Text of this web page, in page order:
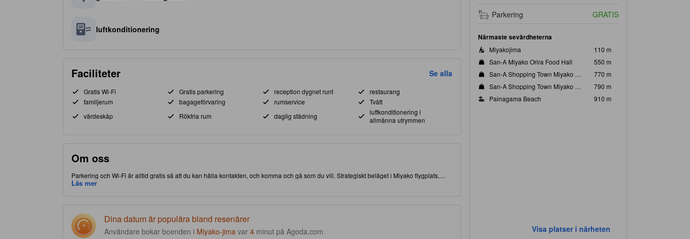
luftkonditionering
Faciliteter Se alla
Gratis Wi-Fi Gratis parkering reception dygnet runt
restaurang
familjerum
bagageförvaring rumservice
Tvätt
värdeskåp
Rökfria rum daglig städning
luftkonditionering i
allmänna utrymmen
Om oss
Parkering och Wi-Fi är alltid gratis så att du kan hålla kontakten, och komma och gå som du vill. Strategiskt beläget i Miyako flygplats,
vilket ger dig tillgång och närhet till lokala attraktioner och sevärdheter. Åk inte härifrån förrän du besökt välkända Miyako Flygplats. Det
Läs mer
Dina datum är populära bland resenärer
Användare bokar boenden i Miyako-jima var 4 minut på Agoda.com
Parkering GRATIS
Närmaste sevärdheterna
Miyakojima
110 m
San-A Miyako Orira Food Hall
550 m
San-A Shopping Town Miyako Clothing Center
770 m
San-A Shopping Town Miyako Food Hall
790 m
Painagama Beach
910 m
Visa platser i närheten